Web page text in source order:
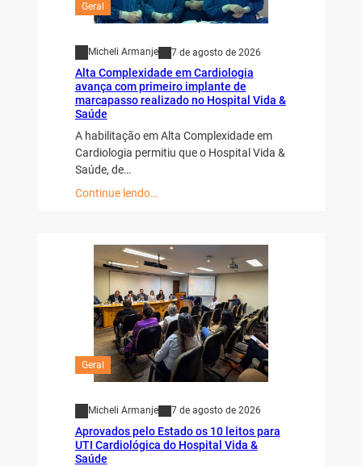
Geral
Micheli Armanje 7 de agosto de 2026
Alta Complexidade em Cardiologia
avança com primeiro implante de
marcapasso realizado no Hospital Vida &
Saúde
A habilitação em Alta Complexidade em
Cardiologia permitiu que o Hospital Vida &
Saúde, de…
Continue lendo…
Geral
Micheli Armanje 7 de agosto de 2026
Aprovados pelo Estado os 10 leitos para
UTI Cardiológica do Hospital Vida &
Saúde